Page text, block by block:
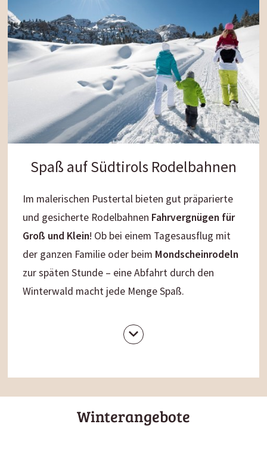
Spaß auf Südtirols Rodelbahnen
Im malerischen Pustertal bieten gut präparierte
und gesicherte Rodelbahnen Fahrvergnügen für
Groß und Klein! Ob bei einem Tagesausflug mit
der ganzen Familie oder beim Mondscheinrodeln
zur späten Stunde – eine Abfahrt durch den
Winterwald macht jede Menge Spaß.
Winterangebote